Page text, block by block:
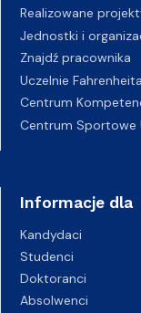
Realizowane
Jednostki i
Znajdź pracownika
Uczelnie Fahrenheita
Centrum
Centrum Sportowe
Informacje dla
Kandydaci
Studenci
Doktoranci
Absolwenci